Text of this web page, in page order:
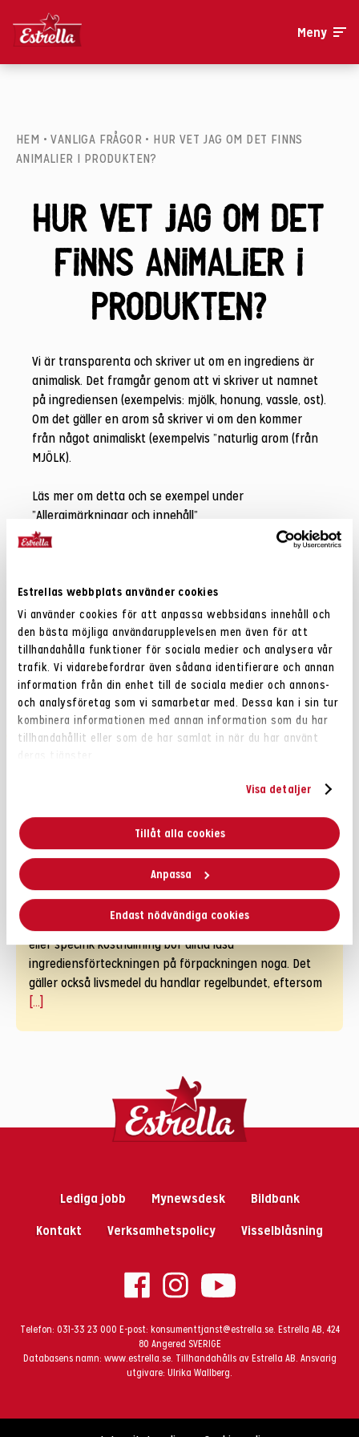
Estrellas webbplats använder cookies
Vi använder cookies för att anpassa webbsidans innehåll och
den bästa möjliga användarupplevelsen men även för att
tillhandahålla funktioner för sociala medier och analysera vår
trafik. Vi vidarebefordrar även sådana identifierare och annan
information från din enhet till de sociala medier och annons-
och analysföretag som vi samarbetar med. Dessa kan i sin tur
kombinera informationen med annan information som du har
tillhandahållit eller som de har samlat in när du har använt
Visa detaljer
Tillåt alla cookies
Anpassa
Endast nödvändiga cookies
Meny
HEM •VANLIGA FRÅGOR • HUR VET JAG OM DET FINNS
ANIMALIER I PRODUKTEN?
Hur vet jag om det
finns animalier i
produkten?
Vi är transparenta och skriver ut om en ingrediens är
animalisk. Det framgår genom att vi skriver ut namnet
på ingrediensen (exempelvis: mjölk, honung, vassle, ost).
Om det gäller en arom så skriver vi om den kommer
från något animaliskt (exempelvis ”naturlig arom (från
MJÖLK).
Läs mer om detta och se exempel under
”Allergimärkningar och innehåll”
Relaterat
INNEHÅLL
Allergimärkningar och innehåll
Allergenmärkning Du som har en allergi, överkänslighet
eller specifik kosthållning bör alltid läsa
ingrediensförteckningen på förpackningen noga. Det
gäller också livsmedel du handlar regelbundet, eftersom
[...]
Lediga jobb Mynewsdesk
Bildbank
Kontakt
Verksamhetspolicy Visselblåsning
Telefon: 031-33 23 000 E-post: konsumenttjanst@estrella.se. Estrella AB, 424
80 Angered SVERIGE
Databasens namn: www.estrella.se. Tillhandahålls av Estrella AB. Ansvarig
utgivare: Ulrika Wallberg.